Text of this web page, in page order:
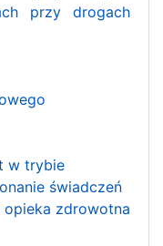
przy drogach
w trybie
świadczeń
zdrowotna